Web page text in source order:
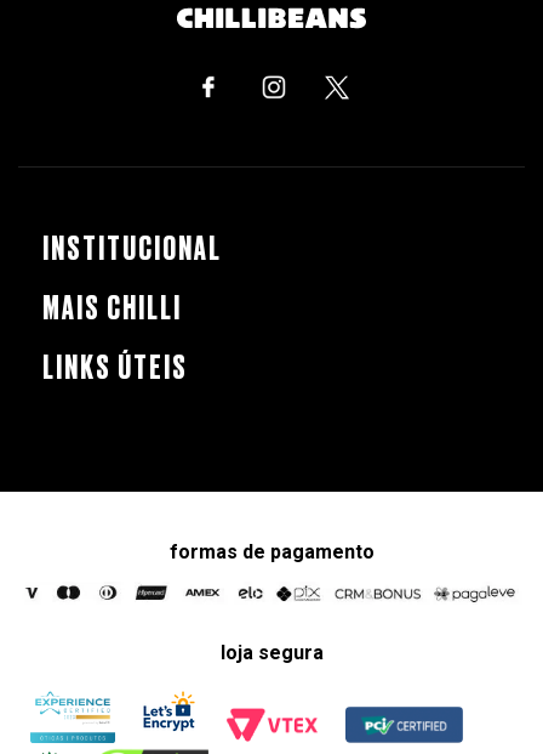
INSTITUCIONAL
MAIS CHILLI
LINKS ÚTEIS
formas de pagamento
loja segura